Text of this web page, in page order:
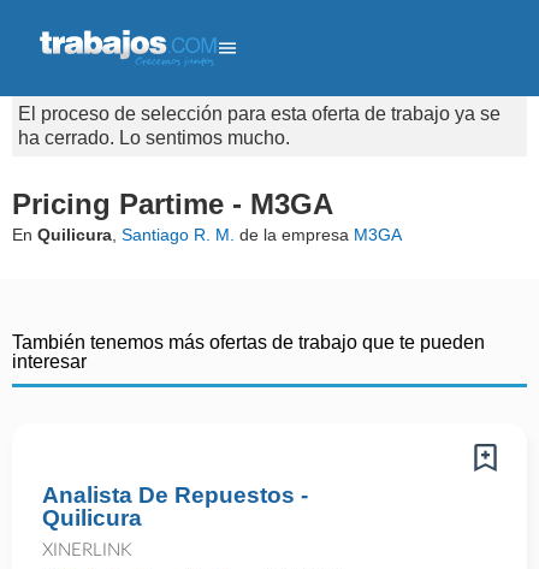
El proceso de selección para esta oferta de trabajo ya se
ha cerrado. Lo sentimos mucho.
Pricing Partime - M3GA
En Quilicura Santiago R. M. de la empresa M3GA
También tenemos más ofertas de trabajo que te pueden
interesar
Analista De Repuestos -
Quilicura
XINERLINK